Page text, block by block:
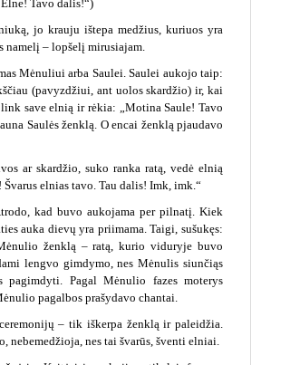
Tavo dalis!“)
jo krauju ištepa medžius, kuriuos yra
namelį – lopšelį mirusiajam.
Mėnuliui arba Saulei. Saulei aukojo taip:
(pavyzdžiui, ant uolos skardžio) ir, kai
save elnią ir rėkia: „Motina Saule! Tavo
Saulės ženklą. O encai ženklą pjaudavo
ar skardžio, suko ranka ratą, vedė elnią
elnias tavo. Tau dalis! Imk, imk.“
kad buvo aukojama per pilnatį. Kiek
auka dievų yra priimama. Taigi, sušukęs:
ženklą – ratą, kurio viduryje buvo
lengvo gimdymo, nes Mėnulis siunčiąs
Pagal Mėnulio fazes moterys
pagalbos prašydavo chantai.
– tik iškerpa ženklą ir paleidžia.
nebemedžioja, nes tai švarūs, šventi elniai.